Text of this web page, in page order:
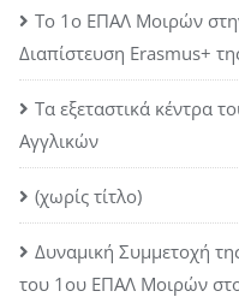
Το 1ο ΕΠΑΛ Μοιρών
Διαπίστευση Erasmus+
Τα εξεταστικά κέντρα
Αγγλικών
(χωρίς τίτλο)
Δυναμική Συμμετοχή
του 1ου ΕΠΑΛ Μοιρών